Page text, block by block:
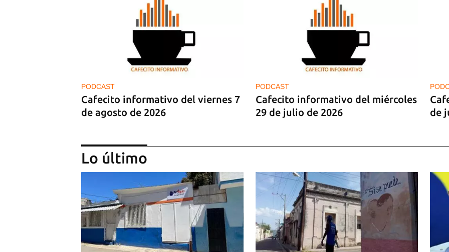
PODCAST
Cafecito informativo del viernes 7
de agosto de 2026
PODCAST
Cafecito informativo del miércoles
29 de julio de 2026
de
PODCAST
Cafecito informativo del lunes 27
Lo último